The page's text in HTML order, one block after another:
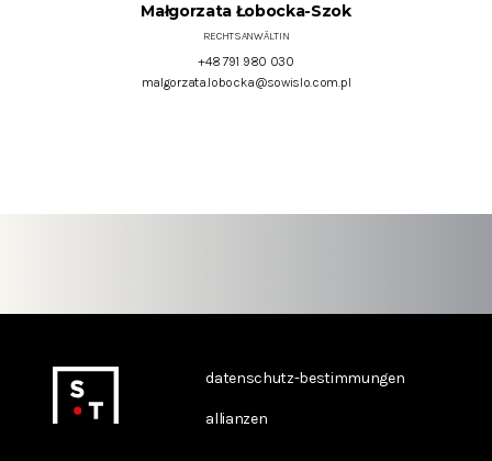
Małgorzata Łobocka-Szok
RECHTSANWÄLTIN
+48 791 980 030
malgorzata.lobocka@sowislo.com.pl
datenschutz-bestimmungen
allianzen